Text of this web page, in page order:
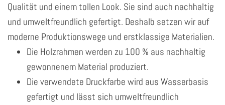
Qualität und einem tollen Look. Sie sind auch nachhaltig
und umweltfreundlich gefertigt. Deshalb setzen wir auf
moderne Produktionswege und erstklassige Materialien.
Die Holzrahmen werden zu 100 % aus nachhaltig
gewonnenem Material produziert.
Die verwendete Druckfarbe wird aus Wasserbasis
gefertigt und lässt sich umweltfreundlich